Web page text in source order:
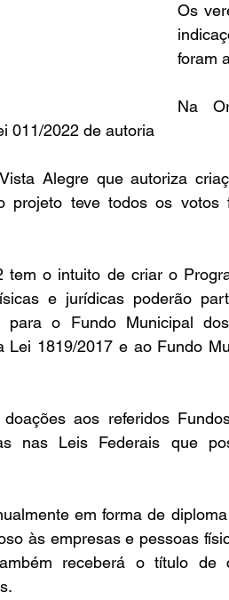
Os
foram
Na
011/2022 de autoria
Alegre que autoriza
teve todos os votos
tem o intuito de criar o
e jurídicas poderão
para o Fundo Municipal
Lei 1819/2017 e ao Fundo
aos referidos
nas Leis Federais que
em forma de
às empresas e pessoas
receberá o título de